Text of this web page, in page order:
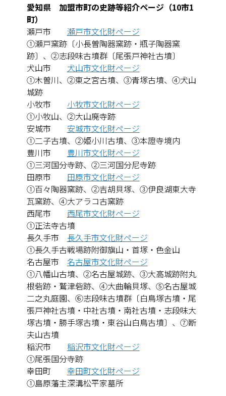
愛知県 加盟市町の史跡等紹介ページ（10市1
町）
瀬戸市 瀬戸市文化財ページ
①瀬戸窯跡〔小長曽陶器窯跡・瓶子陶器窯
跡〕、②志段味古墳群〔尾張戸神社古墳〕
犬山市 犬山市文化財ページ
①木曽川、②東之宮古墳、③青塚古墳、④犬山
城跡
小牧市 小牧市文化財ページ
①小牧山、②大山廃寺跡
安城市 安城市文化財ページ
①二子古墳、②姫小川古墳、③本證寺境内
豊川市 豊川市文化財ページ
①三河国分寺跡、②三河国分尼寺跡
田原市 田原市文化財ページ
①百々陶器窯跡、②吉胡貝塚、③伊良湖東大寺
瓦窯跡、④大アラコ古窯跡
西尾市 西尾市文化財ページ
①正法寺古墳
長久手市 長久手市文化財ページ
①長久手古戦場跡附御旗山・首塚・色金山
名古屋市 名古屋市文化財ページ
①八幡山古墳、②名古屋城跡、③大高城跡附丸
根砦跡・鷲津砦跡、④大曲輪貝塚、⑤名古屋城
二之丸庭園、⑥志段味古墳群〔白鳥塚古墳・尾
張戸神社古墳・中社古墳・南社古墳・志段味大
塚古墳・勝手塚古墳・東谷山白鳥古墳〕、⑦断
夫山古墳
稲沢市 稲沢市文化財ページ
①尾張国分寺跡
幸田町 幸田町文化財ページ
①島原藩主深溝松平家墓所